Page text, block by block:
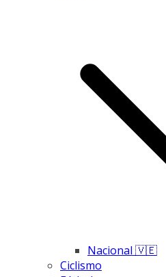
Nacional 🇻🇪
Ciclismo